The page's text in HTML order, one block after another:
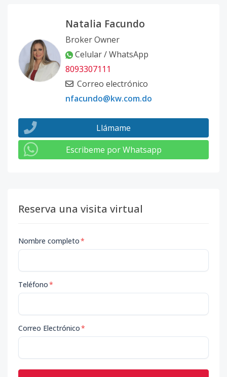
Natalia Facundo
Broker Owner
Celular / WhatsApp
8093307111
Correo electrónico
nfacundo@kw.com.do
Llámame
Escribeme por Whatsapp
Reserva una visita virtual
Nombre completo*
Teléfono*
Correo Electrónico*